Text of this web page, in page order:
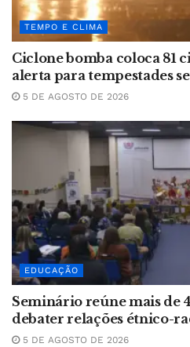
TEMPO E CLIMA
Ciclone bomba coloca 81
alerta para tempestades
5 DE AGOSTO DE 2026
EDUCAÇÃO
Seminário reúne mais de
debater relações étnico-
5 DE AGOSTO DE 2026